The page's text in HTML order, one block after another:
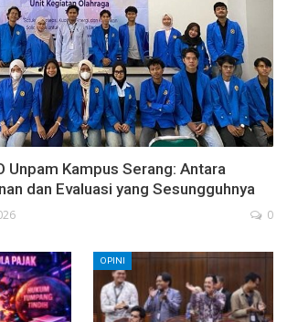
Unpam Kampus Serang: Antara
dan Evaluasi yang Sesungguhnya
0
OPINI